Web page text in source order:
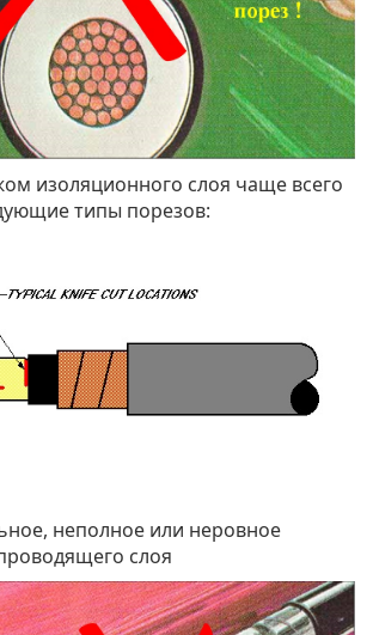
изоляционного слоя чаще всего
типы порезов:
неполное или неровное
слоя